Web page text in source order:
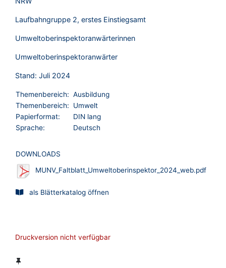
Laufbahngruppe 2, erstes Einstiegsamt
Umweltoberinspektoranwärterinnen
Umweltoberinspektoranwärter
Stand: Juli 2024
Themenbereich: Ausbildung
Themenbereich:
Umwelt
Papierformat:
DIN lang
Sprache:
Deutsch
DOWNLOADS
MUNV_Faltblatt_Umweltoberinspektor_2024_web.pdf
als Blätterkatalog öffnen
Druckversion nicht verfügbar